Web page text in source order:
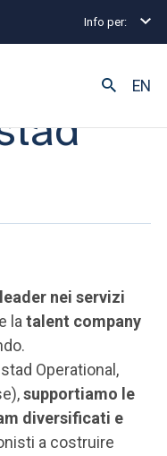
Info per:
EN
Meet Randstad
nei servizi
la talent company
Operational,
supportiamo le
diversificati e
a costruire